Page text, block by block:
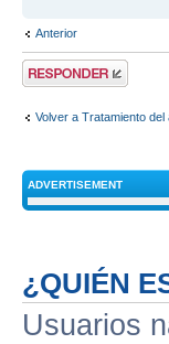
Anterior
Publicar una
respuesta
Volver a Tratamiento del
ADVERTISEMENT
¿QUIÉN
Usuarios